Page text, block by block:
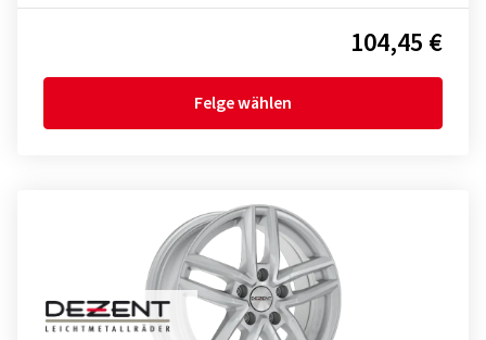
104,45 €
Felge wählen